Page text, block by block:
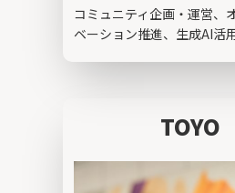
コミュニティ企画・運営、
ベーション推進、生成AI活
TOYO